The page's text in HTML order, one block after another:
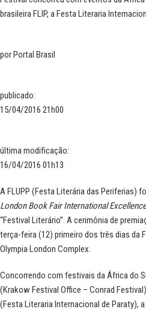
brasileira FLIP, a Festa Literaria
porPortal Brasil
publicado:
15/04/2016 21h00
última modificação:
16/04/2016 01h13
A FLUPP (Festa Literária das Periferias)
London Book Fair International
“Festival Literário”. A cerimônia de
terça-feira (12) primeiro dos três dias da
Olympia London Complex.
Concorrendo com festivais da África do
(Krakow Festival Office – Conrad
(Festa Literaria Internacional de Paraty),